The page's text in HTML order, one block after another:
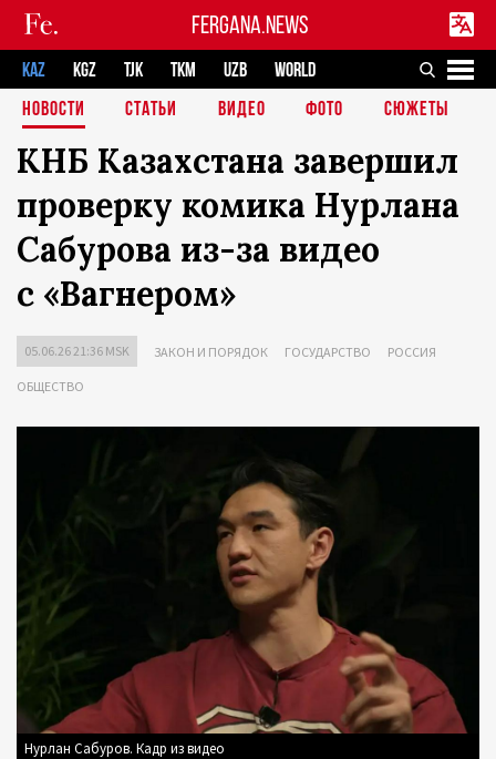
FERGANA.NEWS
KAZ KGZ TJK TKM UZB
WORLD
НОВОСТИ
СТАТЬИ ВИДЕО ФОТО СЮЖЕТЫ
КНБ Казахстана завершил
проверку комика Нурлана
Сабурова из-за видео
с «Вагнером»
05.06.26 21:36 MSK ЗАКОН И ПОРЯДОК ГОСУДАРСТВО РОССИЯ
ОБЩЕСТВО
Нурлан Сабуров. Кадр из видео